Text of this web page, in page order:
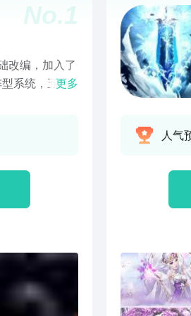
No.1
改编，加入了
系统，五行
斗，帮你加
。全新的剧
吒闹海，东
农等
，加入了许多
可以玩出多
更多
人气